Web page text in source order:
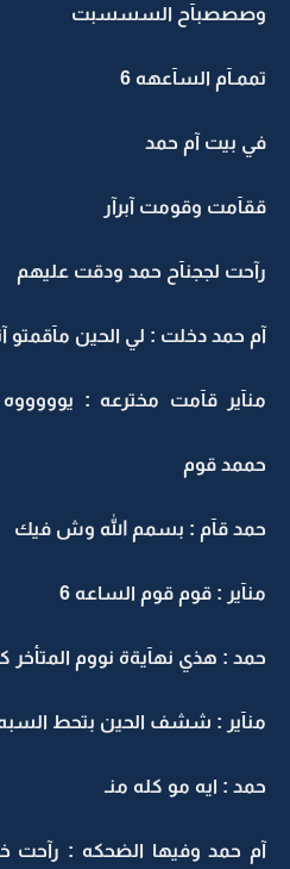
وصصصبآح السسسبت
تممـآم السآعهه 6
في بيت آم حمد
ققآمت وقومت آبرآر
رآحت لججنآح حمد ودقت عليهم
آم حمد دخلت : لي الحين مآقمتو
حممد قوم
حمد قآم : بسمم الله وش فيك
منآير : قوم قوم الساعه 6
حمد : هذي نهآيةة نووم المتأخر
منآير : ششف الحين بتحط
حمد : ايه مو كله منـ
آم حمد وفيها الضحكه :